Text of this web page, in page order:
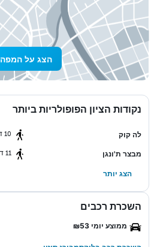
הצג על המפה
נקודות הציון הפופולריות ביותר
לה קוק 10 דקות הליכה
מבצר ת'ונגן 11 דקות הליכה
הצג יותר
השכרת רכבים
ממוצע יומי ₪53